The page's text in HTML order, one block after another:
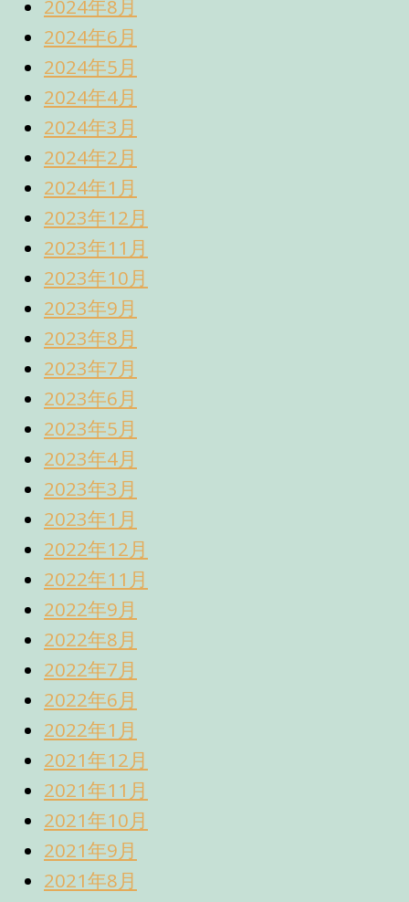
2024年8月
2024年6月
2024年5月
2024年4月
2024年3月
2024年2月
2024年1月
2023年12月
2023年11月
2023年10月
2023年9月
2023年8月
2023年7月
2023年6月
2023年5月
2023年4月
2023年3月
2023年1月
2022年12月
2022年11月
2022年9月
2022年8月
2022年7月
2022年6月
2022年1月
2021年12月
2021年11月
2021年10月
2021年9月
2021年8月